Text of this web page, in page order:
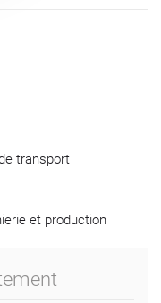
transport
et production